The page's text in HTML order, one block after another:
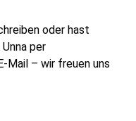
oder hast
per
Mail – wir freuen uns